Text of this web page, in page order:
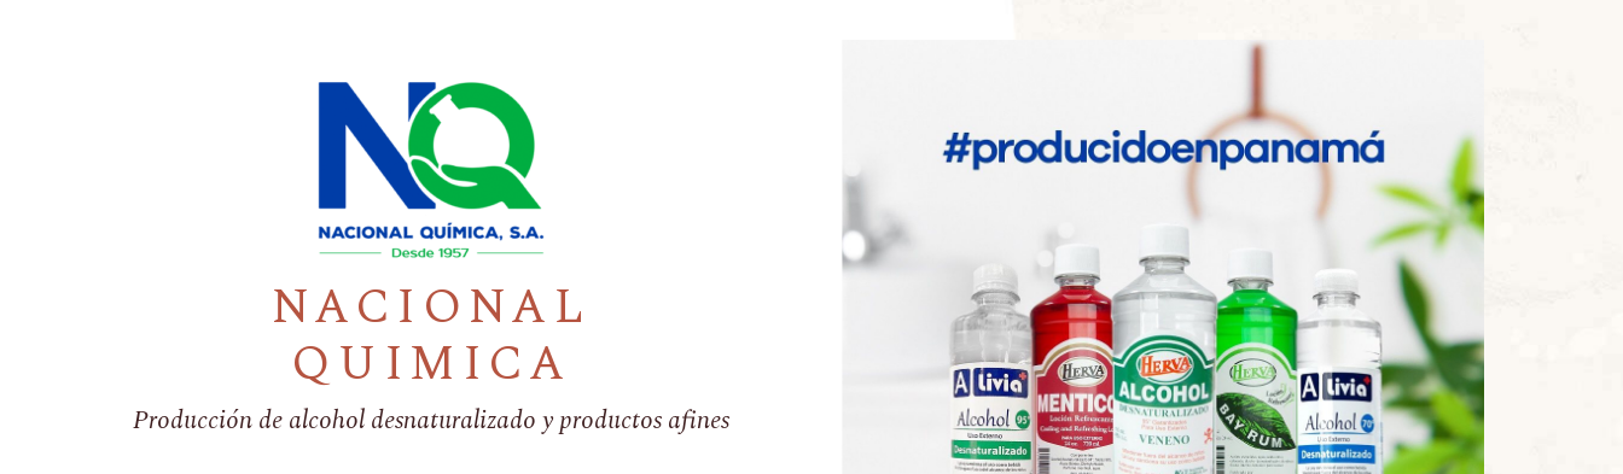
NACIONAL
QUIMICA
Producción de alcohol desnaturalizado y productos afines